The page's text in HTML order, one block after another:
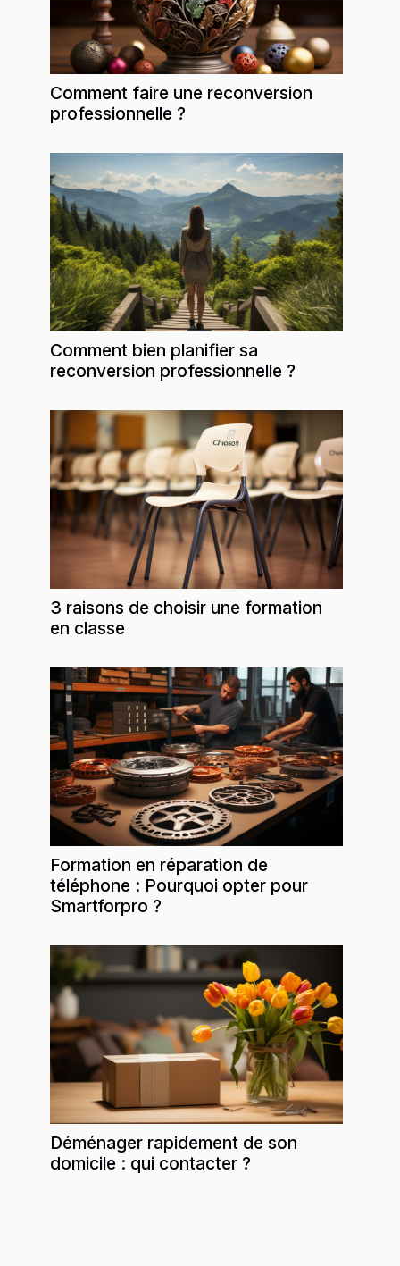
Comment faire une reconversion
professionnelle ?
Comment bien planifier sa
reconversion professionnelle ?
3 raisons de choisir une formation
en classe
Formation en réparation de
téléphone : Pourquoi opter pour
Smartforpro ?
Déménager rapidement de son
domicile : qui contacter ?